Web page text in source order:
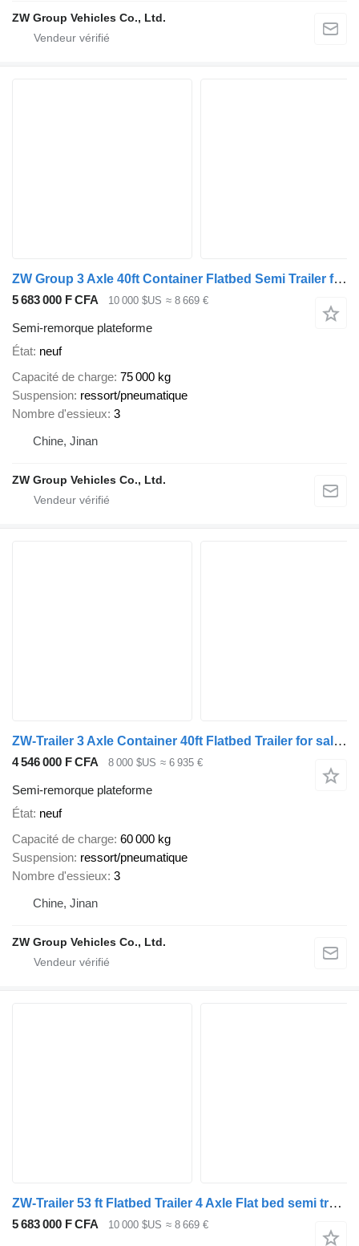
ZW Group Vehicles Co., Ltd.
ZW Group 3 Axle 40ft Container Flatbed Semi Trailer for Tanzani
5 683 000 F CFA 10 000 $US ≈ 8 669 €
Semi-remorque plateforme
État neuf
Capacité de charge 75 000 kg
Suspension ressort/pneumatique
Nombre d'essieux 3
Chine, Jinan
ZW Group Vehicles Co., Ltd.
ZW-Trailer 3 Axle Container 40ft Flatbed Trailer for sale in Congo
4 546 000 F CFA 8 000 $US ≈ 6 935 €
Semi-remorque plateforme
État neuf
Capacité de charge 60 000 kg
Suspension ressort/pneumatique
Nombre d'essieux 3
Chine, Jinan
ZW Group Vehicles Co., Ltd.
ZW-Trailer 53 ft Flatbed Trailer 4 Axle Flat bed semi trailer for Zimbabwe
5 683 000 F CFA 10 000 $US ≈ 8 669 €